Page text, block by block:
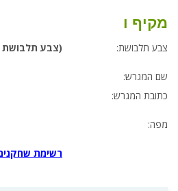
מקיף ו
צבע תלבושת: (צבע תלבושת
שם המגרש:
כתובת המגרש:
מפה:
רשימת